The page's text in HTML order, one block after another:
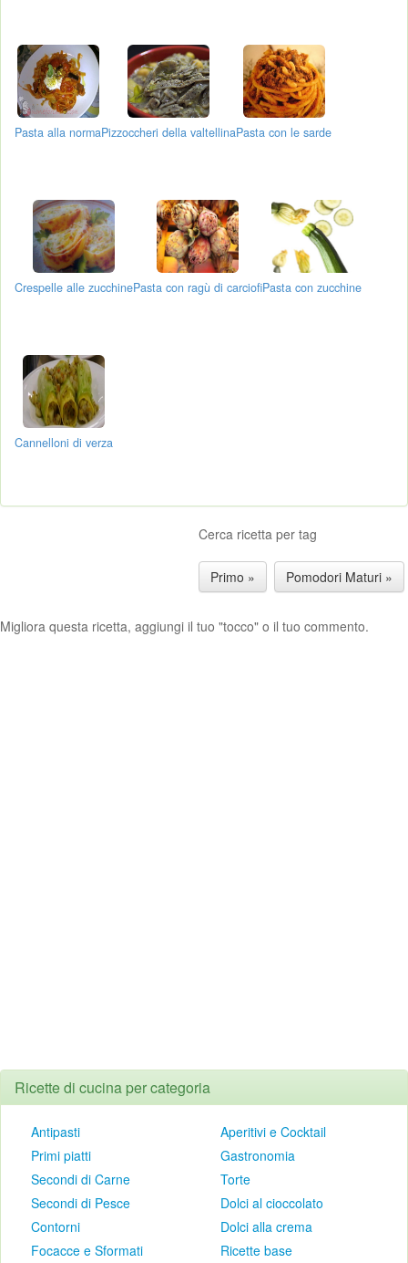
Pasta alla normaPizzoccheri della valtellinaPasta con le sarde
Crespelle alle zucchinePasta con ragù di carciofiPasta con zucchine
Cannelloni di verza
Cerca ricetta per tag
Primo » Pomodori Maturi »
Migliora questa ricetta, aggiungi il tuo "tocco" o il tuo commento.
Ricette di cucina per categoria
Antipasti
Primi piatti
Secondi di Carne
Secondi di Pesce
Contorni
Focacce e Sformati
Aperitivi e Cocktail
Gastronomia
Torte
Dolci al cioccolato
Dolci alla crema
Ricette base